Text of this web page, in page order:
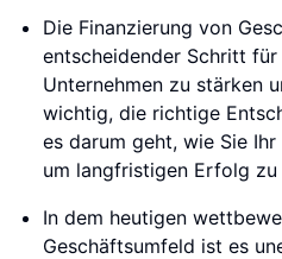
Die Finanzierung von
entscheidender Schritt
Unternehmen zu stärken
wichtig, die richtige
es darum geht, wie Sie
um langfristigen Erfolg zu
In dem heutigen
Geschäftsumfeld ist es